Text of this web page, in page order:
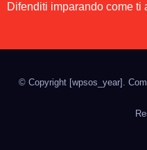
Difenditi imparando come ti
© Copyright [wpsos_year] .